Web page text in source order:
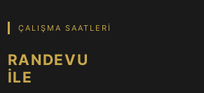
ÇALIŞMA SAATLERI
RANDEVU
İLE